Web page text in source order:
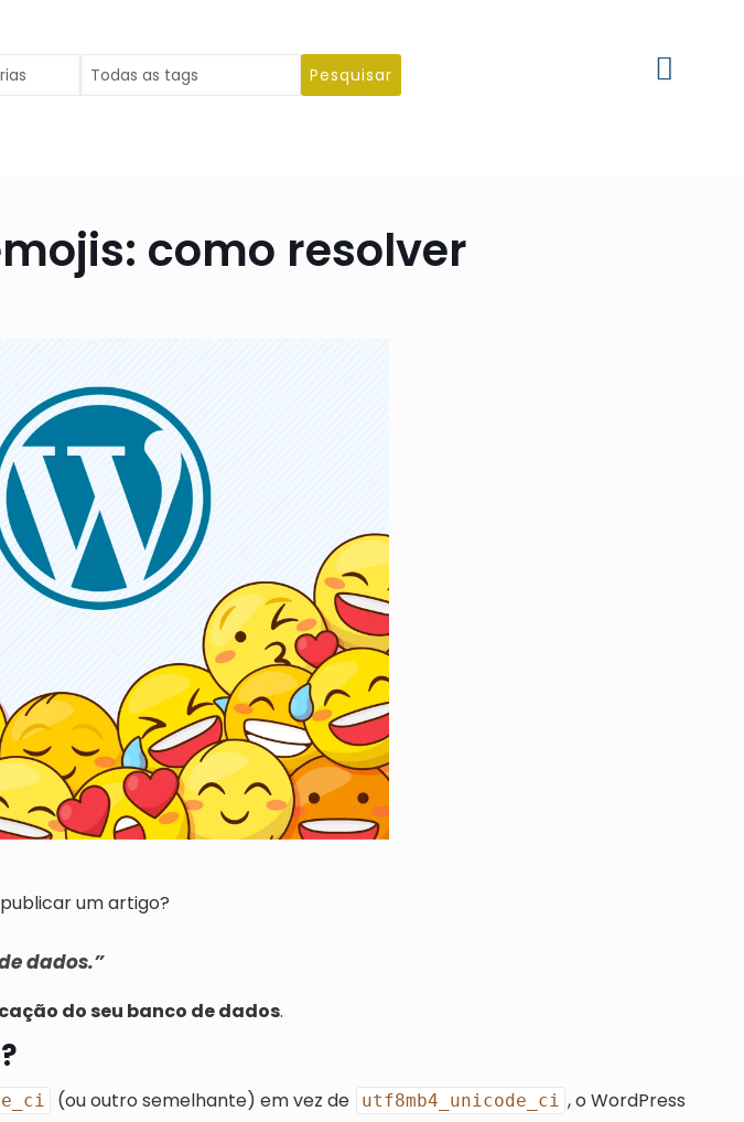
Pesquisar
como resolver
um artigo?
dados.”
do seu banco de dados.
(ou outro semelhante) em vez de utf8mb4_unicode_ci , o WordPress